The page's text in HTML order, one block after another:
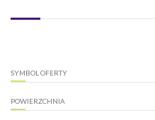
SYMBOL OFERTY
POWIERZCHNIA